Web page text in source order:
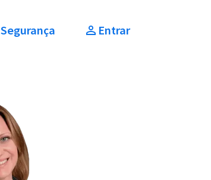
Segurança Entrar